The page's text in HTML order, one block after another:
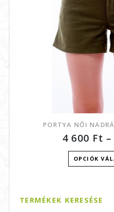
PORTYA NŐI
4 600 Ft –
OPCIÓK
TERMÉKEK KERESÉSE